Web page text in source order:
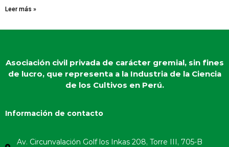
Leer más »
Asociación civil privada de carácter gremial, sin fines
de lucro, que representa a la Industria de la Ciencia
de los Cultivos en Perú.
Información de contacto
Av. Circunvalación Golf los Inkas 208, Torre III, 705-B